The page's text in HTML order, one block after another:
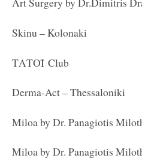
Skinu – Kolonaki
ΤΑΤΟΪ Club
Derma-Act – Thessaloniki
Miloa by Dr. Panagiotis
Miloa by Dr. Panagiotis